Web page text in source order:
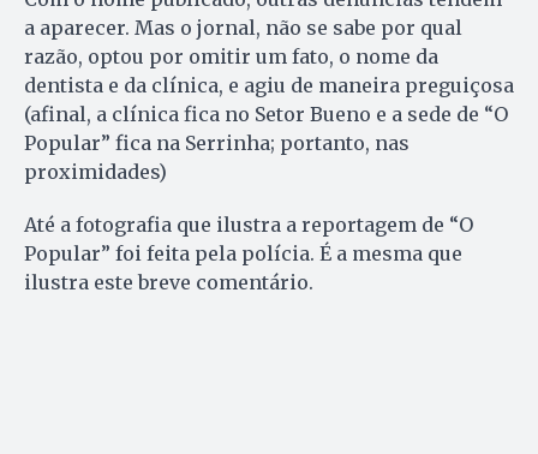
a aparecer. Mas o jornal, não se sabe por qual
razão, optou por omitir um fato, o nome da
dentista e da clínica, e agiu de maneira preguiçosa
(afinal, a clínica fica no Setor Bueno e a sede de “O
Popular” fica na Serrinha; portanto, nas
proximidades)
Até a fotografia que ilustra a reportagem de “O
Popular” foi feita pela polícia. É a mesma que
ilustra este breve comentário.